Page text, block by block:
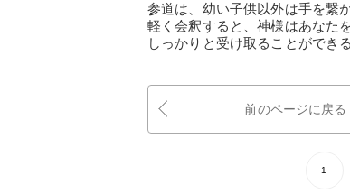
参道は、幼い子供以外は手を繋
軽く会釈すると、神様はあなた
しっかりと受け取ることができ
前のページに戻る
1